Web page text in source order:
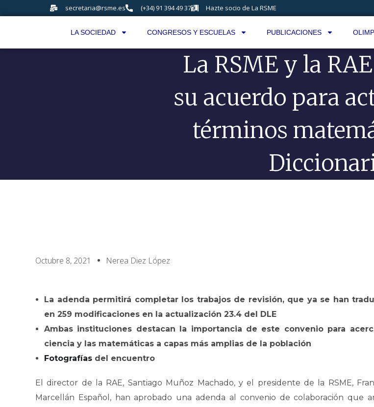
secretaria@rsme.es (+34) 91 394 49 37 Hazte socio de La RSME
LA SOCIEDAD CONGRESOS Y ESCUELAS PUBLICACIONES
La RSME y la
su acuerdo para
términos
Octubre 8, 2021 Nerea Diez López
La adenda permitirá completar los trabajos de revisión, que ya se han
en 259 modificaciones en la actualización 23.4 del DLE
Ambas instituciones destacan la importancia de este convenio para
ciencia y las matemáticas a capas más amplias de la población
Fotografías del encuentro
El director de la RAE, Santiago Muñoz Machado, y el presidente de la RSME,
Marcellán Español, han aprobado una adenda al convenio de colaboración que